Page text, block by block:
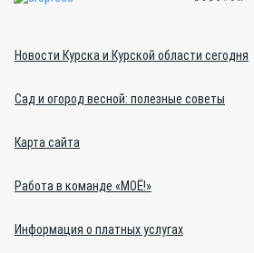
Новости Курска и Курской области сегодня
Сад и огород весной: полезные советы
Карта сайта
Работа в команде «МОЁ!»
Информация о платных услугах